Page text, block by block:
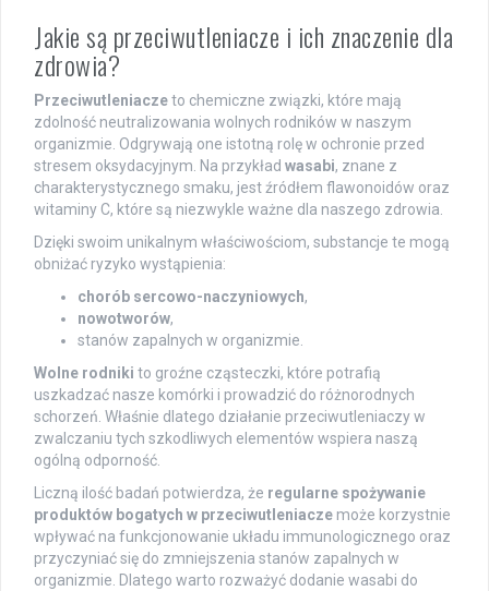
Jakie są przeciwutleniacze i ich znaczenie dla
zdrowia?
Przeciwutleniaczeto chemiczne związki, które mają
zdolność neutralizowania wolnych rodników w naszym
organizmie. Odgrywają one istotną rolę w ochronie przed
stresem oksydacyjnym. Na przykład wasabi, znane z
charakterystycznego smaku, jest źródłem flawonoidów oraz
witaminy C, które są niezwykle ważne dla naszego zdrowia.
Dzięki swoim unikalnym właściwościom, substancje te mogą
obniżać ryzyko wystąpienia:
chorób sercowo-naczyniowych,
nowotworów,
stanów zapalnych w organizmie.
Wolne rodniki to groźne cząsteczki, które potrafią
uszkadzać nasze komórki i prowadzić do różnorodnych
schorzeń. Właśnie dlatego działanie przeciwutleniaczy w
zwalczaniu tych szkodliwych elementów wspiera naszą
ogólną odporność.
Liczną ilość badań potwierdza, że regularne spożywanie
produktów bogatych w przeciwutleniacze może korzystnie
wpływać na funkcjonowanie układu immunologicznego oraz
przyczyniać się do zmniejszenia stanów zapalnych w
organizmie. Dlatego warto rozważyć dodanie wasabi do